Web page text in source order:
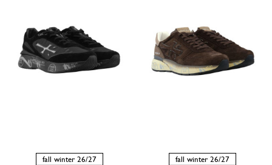
fall winter 26/27 fall winter 26/27